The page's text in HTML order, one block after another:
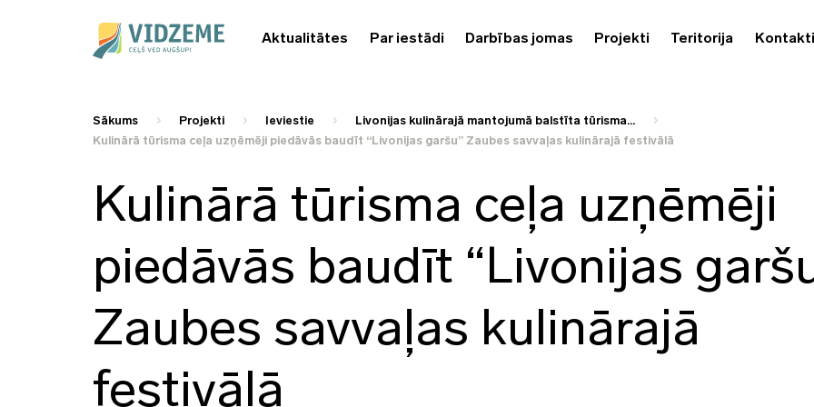
Aktualitātes Par iestādi Darbības jomas Projekti Teritorija Kontakti
Sākums Projekti Ieviestie
Livonijas kulinārajā mantojumā balstīta tūrisma...
Kulinārā tūrisma ceļa uzņēmēji piedāvās baudīt “Livonijas garšu” Zaubes savvaļas kulinārajā festivālā
Kulinārā tūrisma ceļa uzņēmēji
piedāvās baudīt “Livonijas
Zaubes savvaļas kulinārajā
festivālā